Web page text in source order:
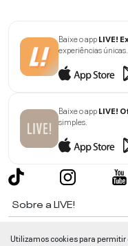
Baixe o appLIVE!
experiências únicas.
Baixe o appLIVE!
simples.
Sobre a LIVE!
Utilizamos cookies para